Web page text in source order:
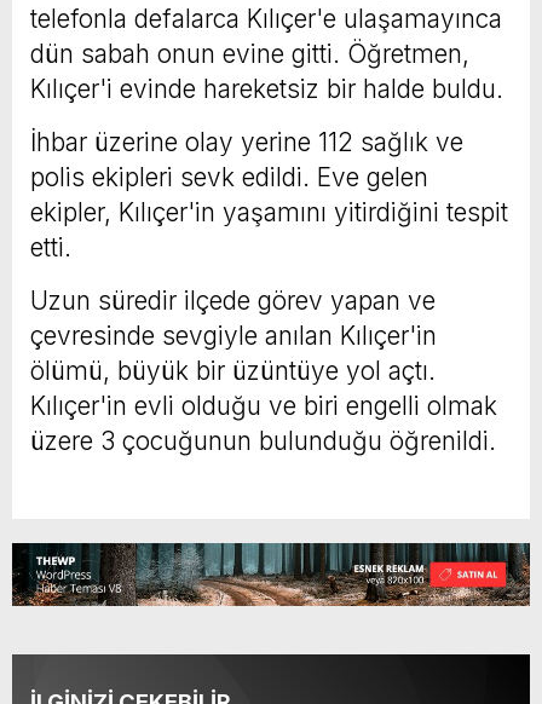
telefonla defalarca Kılıçer'e ulaşamayınca
dün sabah onun evine gitti. Öğretmen,
Kılıçer'i evinde hareketsiz bir halde buldu.
İhbar üzerine olay yerine 112 sağlık ve
polis ekipleri sevk edildi. Eve gelen
ekipler, Kılıçer'in yaşamını yitirdiğini tespit
etti.
Uzun süredir ilçede görev yapan ve
çevresinde sevgiyle anılan Kılıçer'in
ölümü, büyük bir üzüntüye yol açtı.
Kılıçer'in evli olduğu ve biri engelli olmak
üzere 3 çocuğunun bulunduğu öğrenildi.